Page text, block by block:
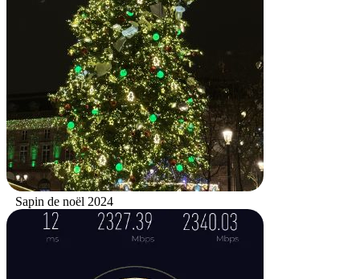
Sapin de noël 2024